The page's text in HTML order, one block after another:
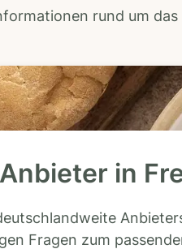
rund um
in
Fragen zum